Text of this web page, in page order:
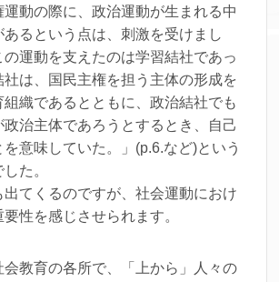
運動の際に、政治運動が生まれる中
るという点は、刺激を受けまし
運動を支えたのは学習結社であっ
社は、国民主権を担う主体の形成を
組織であるとともに、政治結社でも
治主体であろうとするとき、自己
意味していた。」(p.6.など)という
た。
てくるのですが、社会運動におけ
性を感じさせられます。
会教育の各所で、「上から」人々の